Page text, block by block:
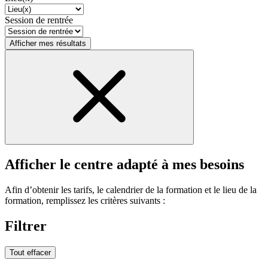
Session de rentrée
Afficher mes résultats
Afficher le centre adapté à mes besoins
Afin d’obtenir les tarifs, le calendrier de la formation et le lieu de la
formation, remplissez les critères suivants :
Filtrer
Tout effacer